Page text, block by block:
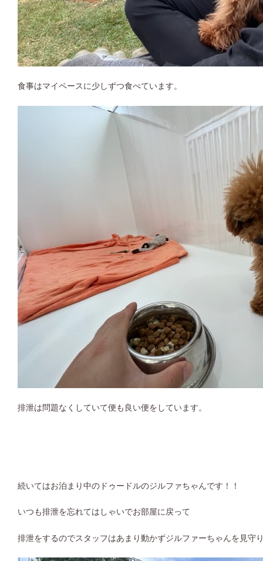
食事はマイペースに少しずつ食べています。
排泄は問題なくしていて便も良い便をしています。
続いてはお泊まり中のドゥードルのジルファちゃんです！！
いつも排泄を忘れてはしゃいでお部屋に戻って
排泄をするのでスタッフはあまり動かずジルファーちゃんを見守